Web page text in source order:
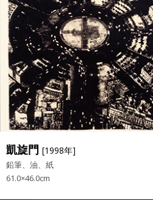
凱旋門 [1998年]
鉛筆、油、紙
61.0×46.0cm